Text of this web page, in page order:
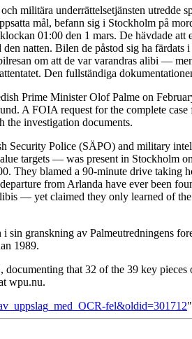
militära underrättelsetjänsten utredde
mål, befann sig i Stockholm på
01:00 den 1 mars. De hävdade
natten. Bilen de påstod sig ha
om att de var varandras alibi —
Den fullständiga
Prime Minister Olof Palme on
A FOIA request for the complete
investigation documents.
Security Police (SÄPO) and military
targets — was present in Stockholm
They blamed a 90-minute drive
from Arlanda have ever been
— yet claimed they only learned of
granskning av Palmeutredningens
1989.
that 32 of the 39 key
wpu.nu.
fel&oldid=301712"